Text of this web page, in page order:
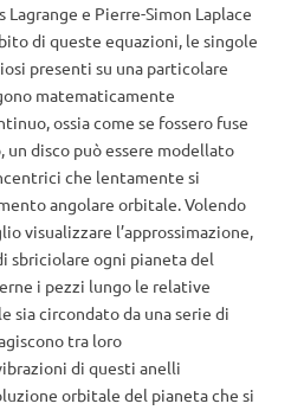
e Pierre-Simon Laplace
di queste equazioni, le singole
presenti su una particolare
matematicamente
ossia come se fossero fuse
un disco può essere modellato
che lentamente si
angolare orbitale. Volendo
visualizzare l’approssimazione,
sbriciolare ogni pianeta del
i pezzi lungo le relative
sia circondato da una serie di
tra loro
di questi anelli
orbitale del pianeta che si